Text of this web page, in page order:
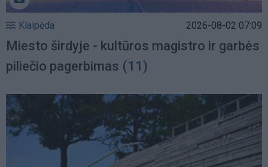
Klaipėda 2026-08-02 07:09
Miesto širdyje - kultūros magistro ir garbės
piliečio pagerbimas (11)